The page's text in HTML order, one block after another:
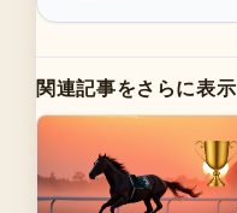
関連記事をさらに表示